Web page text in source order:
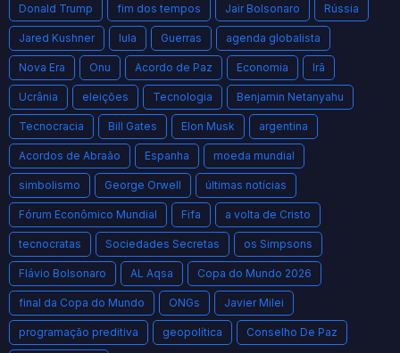
Donald Trump fim dos tempos Jair Bolsonaro Rússia
Jared Kushner lula Guerras agenda globalista
Nova Era Onu Acordo de Paz Economia Irã
Ucrânia eleições Tecnologia Benjamin Netanyahu
Tecnocracia Bill Gates Elon Musk argentina
Acordos de Abraão Espanha moeda mundial
simbolismo George Orwell últimas notícias
Fórum Econômico Mundial Fifa a volta de Cristo
tecnocratas Sociedades Secretas os Simpsons
Flávio Bolsonaro AL Aqsa Copa do Mundo 2026
final da Copa do Mundo ONGs Javier Milei
programação preditiva geopolítica Conselho De Paz